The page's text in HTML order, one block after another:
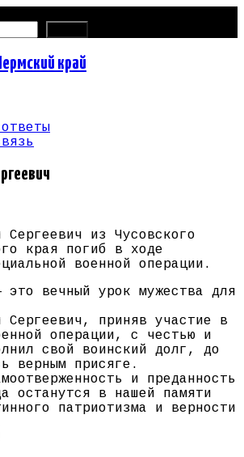
край
Сергеевич из Чусовского
края погиб в ходе
военной операции.
это вечный урок мужества для
Сергеевич, приняв участие в
операции, с честью и
свой воинский долг, до
верным присяге.
и преданность
останутся в нашей памяти
патриотизма и верности